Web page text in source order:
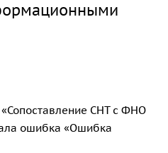
СНТ с ФНО
ошибка «Ошибка